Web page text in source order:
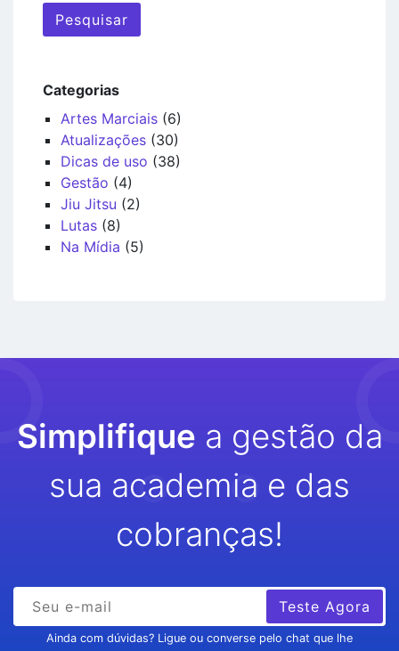
Pesquisar
Categorias
Artes Marciais (6)
Atualizações (30)
Dicas de uso (38)
Gestão (4)
Jiu Jitsu (2)
Lutas (8)
Na Mídia (5)
Simplifique a gestão da
sua academia e das
cobranças!
Teste Agora
Ainda com dúvidas? Ligue ou converse pelo chat que lhe